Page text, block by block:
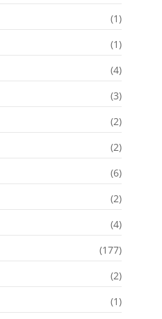
(1)
(1)
(4)
(3)
(2)
(2)
(6)
(2)
(4)
(177)
(2)
(1)